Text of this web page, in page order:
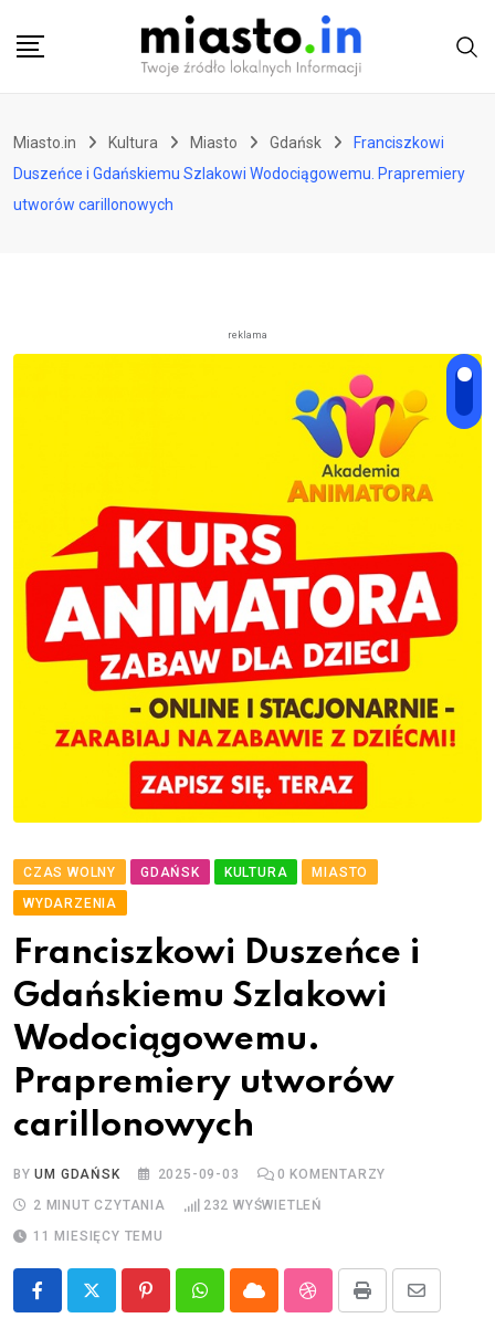
Miasto.in Kultura Miasto Gdańsk
Franciszkowi
Duszeńce i Gdańskiemu Szlakowi Wodociągowemu. Prapremiery
utworów carillonowych
reklama
CZAS WOLNY GDAŃSK KULTURA
MIASTO
WYDARZENIA
Franciszkowi Duszeńce i
Gdańskiemu Szlakowi
Wodociągowemu.
Prapremiery utworów
carillonowych
BYUM GDAŃSK 2025-09-03 0 KOMENTARZY
2 MINUT CZYTANIA
232 WYŚWIETLEŃ
11 MIESIĘCY TEMU
PinterestWhatsappCloud StumbleUpon
Print
Share